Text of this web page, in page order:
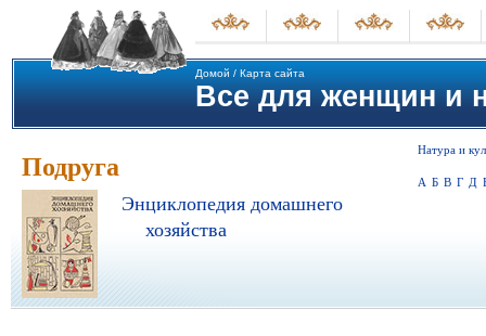
Домой / Карта сайта
Все для женщин и
Подруга
Энциклопедия домашнего
хозяйства
Натура и
А Б В Г Д